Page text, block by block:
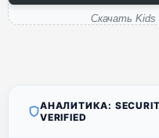
Скачать Kids
АНАЛИТИКА:
VERIFIED